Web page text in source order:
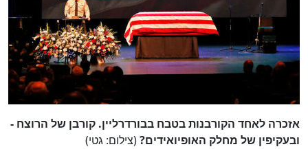
אזכרה לאחד הקורבנות בטבח בבורדרליין. קורבן של הרוצח -
ובעקיפין של מחלק האופיואידים?(צילום: גטי)